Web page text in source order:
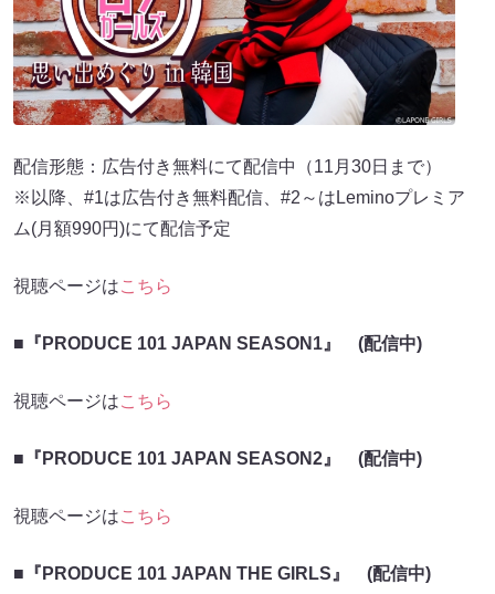
配信形態：広告付き無料にて配信中（11月30日まで）
※以降、#1は広告付き無料配信、#2～はLeminoプレミア
ム(月額990円)にて配信予定
視聴ページはこちら
■『PRODUCE 101 JAPAN SEASON1』 (配信中)
視聴ページはこちら
■『PRODUCE 101 JAPAN SEASON2』 (配信中)
視聴ページはこちら
■『PRODUCE 101 JAPAN THE GIRLS』 (配信中)